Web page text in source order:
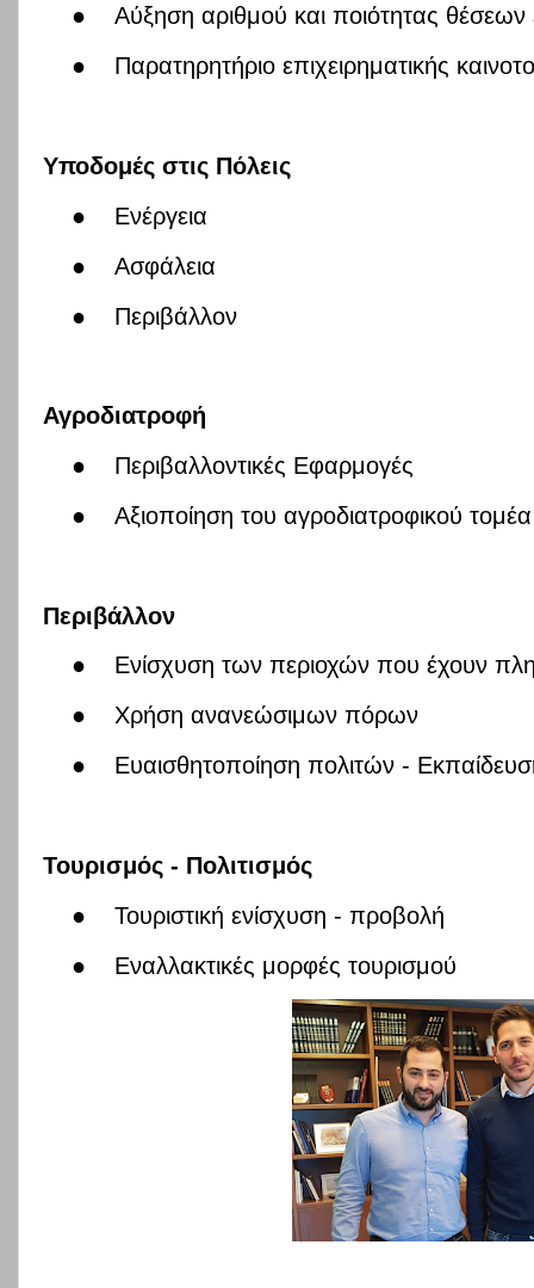
●
Αύξηση αριθμού και ποιότητας θέσεων
●
Παρατηρητήριο επιχειρηματικής
Υποδομές στις Πόλεις
●
Ενέργεια
●
Ασφάλεια
●
Περιβάλλον
Αγροδιατροφή
●
Περιβαλλοντικές Εφαρμογές
●
Αξιοποίηση του αγροδιατροφικού τομέα
Περιβάλλον
●
Ενίσχυση των περιοχών που έχουν
●
Χρήση ανανεώσιμων πόρων
●
Ευαισθητοποίηση πολιτών -
Τουρισμός - Πολιτισμός
●
Τουριστική ενίσχυση - προβολή
●
Εναλλακτικές μορφές τουρισμού